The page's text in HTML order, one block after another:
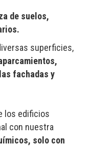
de suelos,
superficies,
fachadas y
los edificios
con nuestra
solo con